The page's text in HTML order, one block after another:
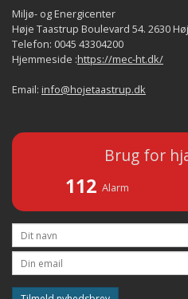
Miljø- og Energicenter
Høje Taastrup Boulevard 54. 2630
Telefon: 0045 43304200
Hjemmeside :https://mec-ht.dk/
Email: info@hojetaastrup.dk
Brug for
112 Alarm